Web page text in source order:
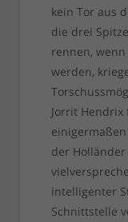
kein Tor aus
die drei
rennen,
werden,
Jorrit Hendrix
der
intelligenter
Schnittstelle